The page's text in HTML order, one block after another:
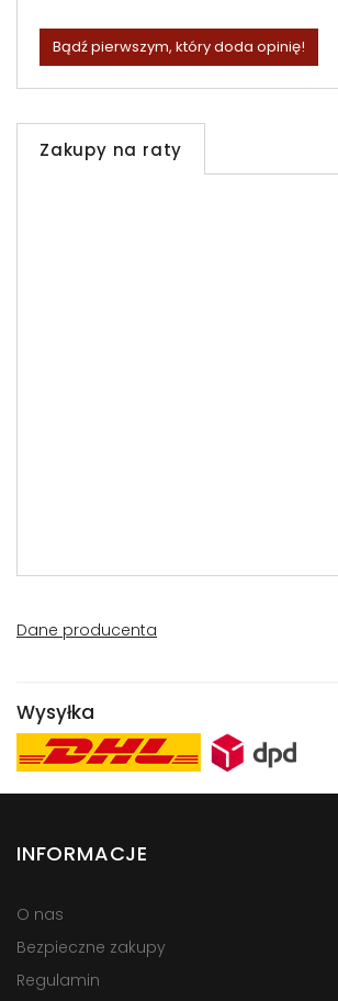
Bądź pierwszym, który doda opinię!
Zakupy na raty
Dane producenta
Wysyłka
INFORMACJE
O nas
Bezpieczne zakupy
Regulamin